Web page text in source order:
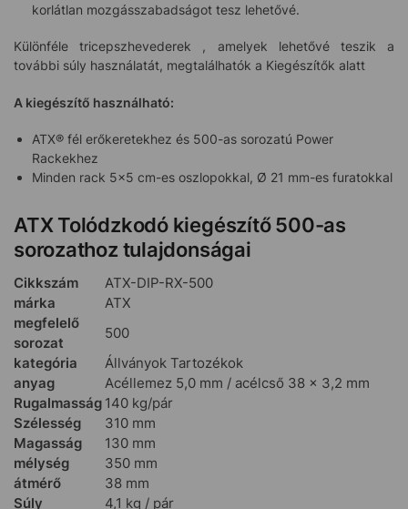
korlátlan mozgásszabadságot tesz lehetővé.
Különféle tricepszhevederek , amelyek lehetővé teszik a
további súly használatát, megtalálhatók a Kiegészítők alatt
A kiegészítő használható:
ATX® fél erőkeretekhez és 500-as sorozatú Power
Rackekhez
Minden rack 5×5 cm-es oszlopokkal, Ø 21 mm-es furatokkal
ATX Tolódzkodó kiegészítő 500-as
sorozathoz tulajdonságai
Cikkszám
ATX-DIP-RX-500
márka
ATX
megfelelő
sorozat
500
kategória
Állványok Tartozékok
anyag
Acéllemez 5,0 mm / acélcső 38 x 3,2 mm
Rugalmasság 140 kg/pár
Szélesség
310 mm
Magasság
130 mm
mélység
350 mm
átmérő
38 mm
Súly
4,1 kg / pár